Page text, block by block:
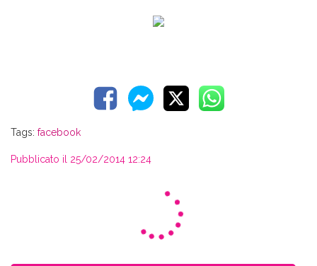
Tags: facebook
Pubblicato il 25/02/2014 12:24